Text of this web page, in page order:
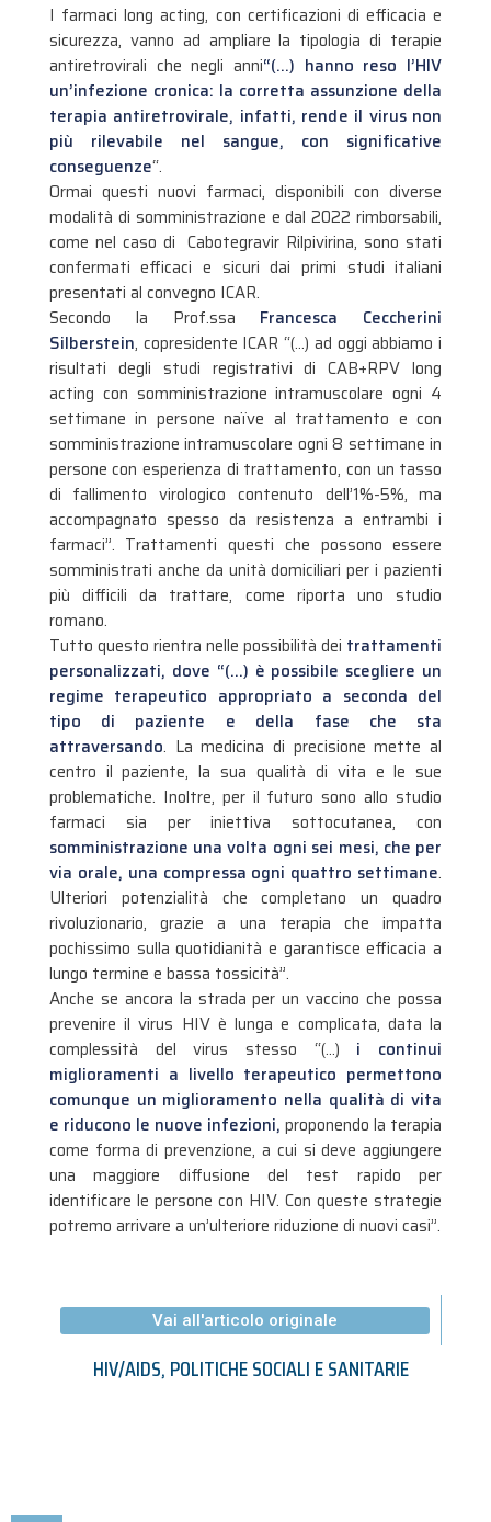
I farmaci long acting, con certificazioni di efficacia e
sicurezza, vanno ad ampliare la tipologia di terapie
antiretrovirali che negli anni“(…) hanno reso l’HIV
un’infezione cronica: la corretta assunzione della
terapia antiretrovirale, infatti, rende il virus non
più rilevabile nel sangue, con significative
conseguenze“.
Ormai questi nuovi farmaci, disponibili con diverse
modalità di somministrazione e dal 2022 rimborsabili,
come nel caso di Cabotegravir Rilpivirina, sono stati
confermati efficaci e sicuri dai primi studi italiani
presentati al convegno ICAR.
Secondo la Prof.ssa Francesca Ceccherini
Silberstein, copresidente ICAR “(…) ad oggi abbiamo i
risultati degli studi registrativi di CAB+RPV long
acting con somministrazione intramuscolare ogni 4
settimane in persone naïve al trattamento e con
somministrazione intramuscolare ogni 8 settimane in
persone con esperienza di trattamento, con un tasso
di fallimento virologico contenuto dell’1%-5%, ma
accompagnato spesso da resistenza a entrambi i
farmaci”. Trattamenti questi che possono essere
somministrati anche da unità domiciliari per i pazienti
più difficili da trattare, come riporta uno studio
romano.
Tutto questo rientra nelle possibilità dei trattamenti
personalizzati, dove “(…) è possibile scegliere un
regime terapeutico appropriato a seconda del
tipo di paziente e della fase che sta
attraversando. La medicina di precisione mette al
centro il paziente, la sua qualità di vita e le sue
problematiche. Inoltre, per il futuro sono allo studio
farmaci sia per iniettiva sottocutanea, con
somministrazione una volta ogni sei mesi, che per
via orale, una compressa ogni quattro settimane.
Ulteriori potenzialità che completano un quadro
rivoluzionario, grazie a una terapia che impatta
pochissimo sulla quotidianità e garantisce efficacia a
lungo termine e bassa tossicità”.
Anche se ancora la strada per un vaccino che possa
prevenire il virus HIV è lunga e complicata, data la
complessità del virus stesso “(…) i continui
miglioramenti a livello terapeutico permettono
comunque un miglioramento nella qualità di vita
e riducono le nuove infezioni, proponendo la terapia
come forma di prevenzione, a cui si deve aggiungere
una maggiore diffusione del test rapido per
identificare le persone con HIV. Con queste strategie
potremo arrivare a un’ulteriore riduzione di nuovi casi”.
Vai all'articolo originale
HIV/AIDS,POLITICHE SOCIALI E SANITARIE